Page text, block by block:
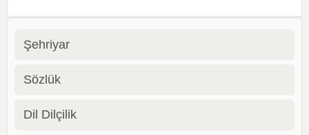
Şehriyar
Sözlük
Dil Dilçilik